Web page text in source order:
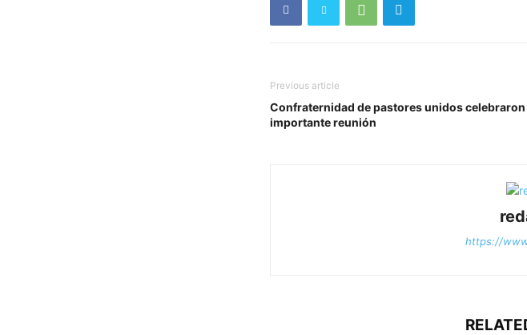
Previous article
Confraternidad de pastores unidos celebraron
importante reunión
https://